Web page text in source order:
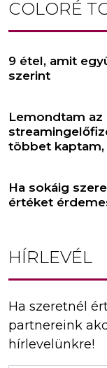
COLORÉ
9 étel, amit
szerint
Lemondtam az
többet
Ha sokáig
értéket
HÍRLEVÉL
Ha szeretnél
partnereink
hírlevelünkre!